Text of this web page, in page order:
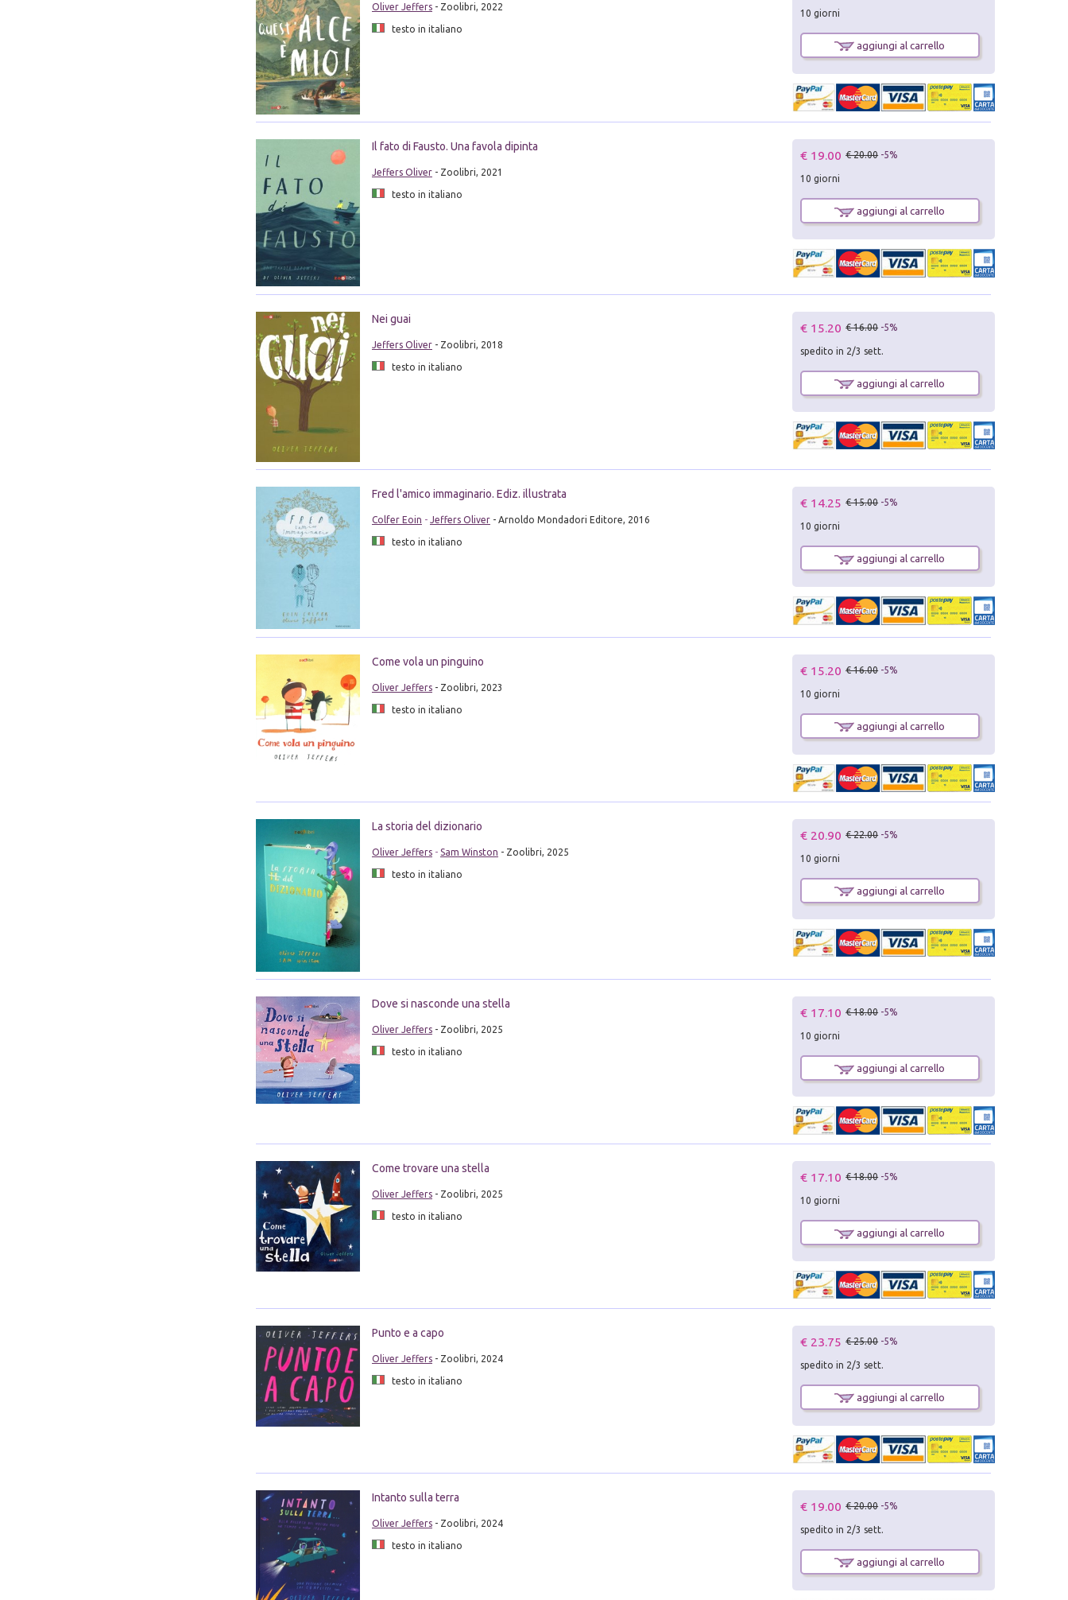
Oliver Jeffers- Zoolibri, 2022
testo in italiano
10 giorni
aggiungi al carrello
Il fato di Fausto. Una favola dipinta
Jeffers Oliver- Zoolibri, 2021
testo in italiano
€ 19.00 € 20.00 -5%
10 giorni
aggiungi al carrello
Nei guai
Jeffers Oliver- Zoolibri, 2018
testo in italiano
€ 15.20 € 16.00 -5%
spedito in 2/3 sett.
aggiungi al carrello
Fred l'amico immaginario. Ediz. illustrata
Colfer Eoin - Jeffers Oliver- Arnoldo Mondadori Editore, 2016
testo in italiano
€ 14.25 € 15.00 -5%
10 giorni
aggiungi al carrello
Come vola un pinguino
Oliver Jeffers- Zoolibri, 2023
testo in italiano
€ 15.20 € 16.00 -5%
10 giorni
aggiungi al carrello
La storia del dizionario
Oliver Jeffers- Sam Winston - Zoolibri, 2025
testo in italiano
€ 20.90 € 22.00 -5%
10 giorni
aggiungi al carrello
Dove si nasconde una stella
Oliver Jeffers- Zoolibri, 2025
testo in italiano
€ 17.10 € 18.00 -5%
10 giorni
aggiungi al carrello
Come trovare una stella
Oliver Jeffers- Zoolibri, 2025
testo in italiano
€ 17.10 € 18.00 -5%
10 giorni
aggiungi al carrello
Punto e a capo
Oliver Jeffers- Zoolibri, 2024
testo in italiano
€ 23.75 € 25.00 -5%
spedito in 2/3 sett.
aggiungi al carrello
Intanto sulla terra
Oliver Jeffers- Zoolibri, 2024
testo in italiano
€ 19.00 € 20.00 -5%
spedito in 2/3 sett.
aggiungi al carrello